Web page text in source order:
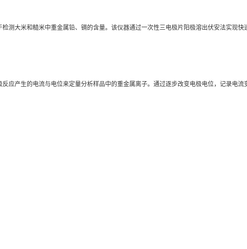
测大米和糙米中重金属铅、镉的含量。该仪器通过一次性三电极片阳极溶出伏安法实现
应产生的电流与电位来定量分析样品中的重金属离子。通过逐步改变电极电位，记录电流